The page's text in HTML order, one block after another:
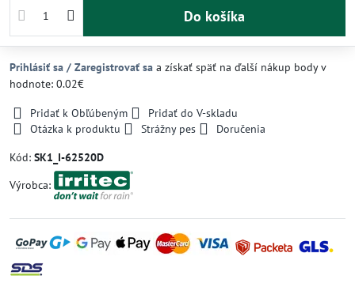
Do košíka
Prihlásiť sa / Zaregistrovať sa a získať späť na ďalší nákup body v
hodnote: 0.02€
Pridať k Obľúbeným
Pridať do V-skladu
Otázka k produktu
Strážny pes
Doručenia
Kód: SK1_I-62520D
Výrobca: